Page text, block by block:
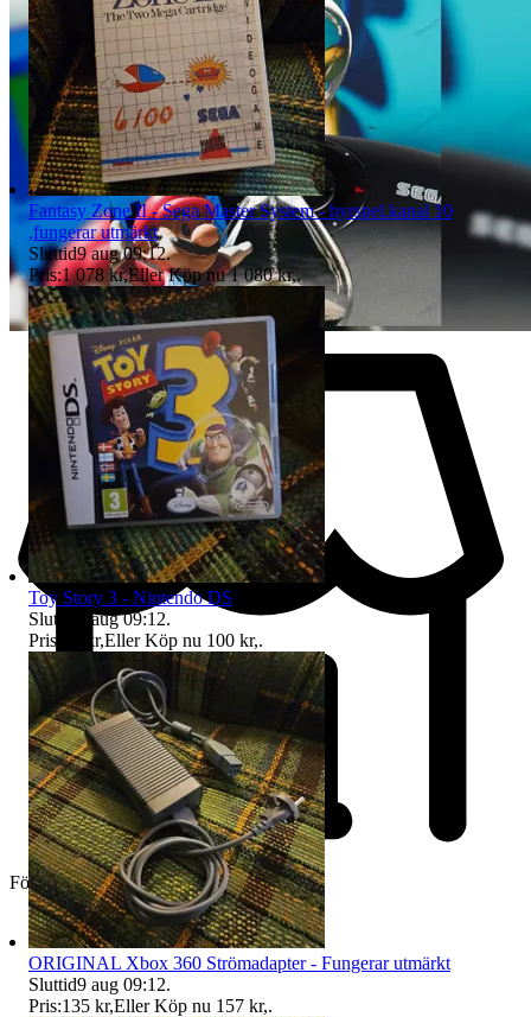
Företag
Fantasy Zone II - Sega Master System - hyrspel.kanal 10
,fungerar utmärkt
Sluttid9 aug 09:12.
Pris:1 078 kr,Eller Köp nu 1 080 kr,.
Toy Story 3 - Nintendo DS
Sluttid
9 aug 09:12.
Pris:
98 kr,Eller Köp nu 100 kr,.
ORIGINAL Xbox 360 Strömadapter - Fungerar utmärkt
Sluttid9 aug 09:12.
Pris:135 kr,Eller Köp nu 157 kr,.